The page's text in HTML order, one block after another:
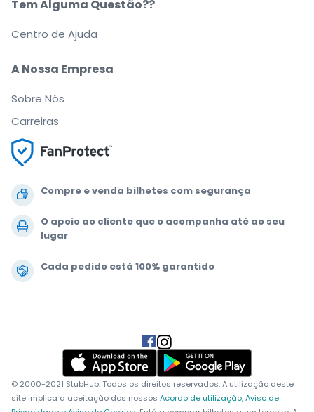
Compre e venda bilhetes com segurança
O apoio ao cliente que o acompanha até ao seu
lugar
Cada pedido está 100% garantido
A Nossa Empresa
Sobre Nós
Carreiras
Tem Alguma Questão??
Centro de Ajuda
© 2000-2021 StubHub. Todos os direitos reservados. A utilização deste
site implica a aceitação dos nossos Acordo de utilização, Aviso de
.
.
.